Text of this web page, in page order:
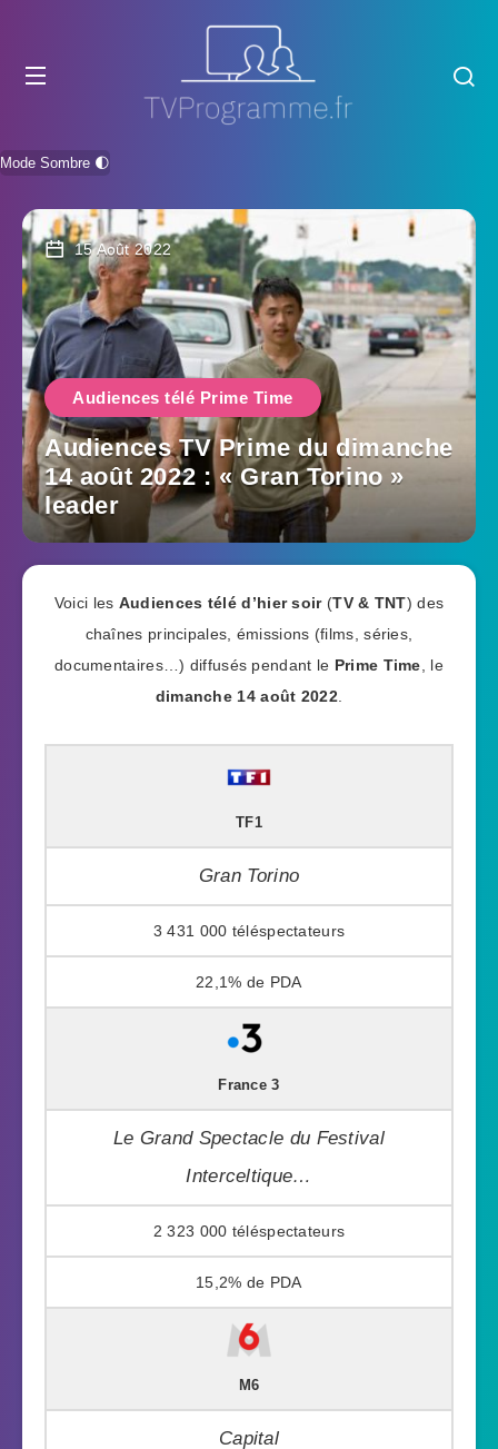
Mode Sombre 🌓
15 Août 2022
Audiences télé Prime Time
Audiences TV Prime du dimanche
14 août 2022 : « Gran Torino »
leader
Voici les Audiences télé d’hier soir (TV & TNT) des
chaînes principales, émissions (films, séries,
documentaires…) diffusés pendant le Prime Time , le
dimanche 14 août 2022
TF1
Gran Torino
3 431 000
22,1%
France 3
Le Grand Spectacle du Festival
Interceltique…
2 323 000
15,2%
M6
Capital